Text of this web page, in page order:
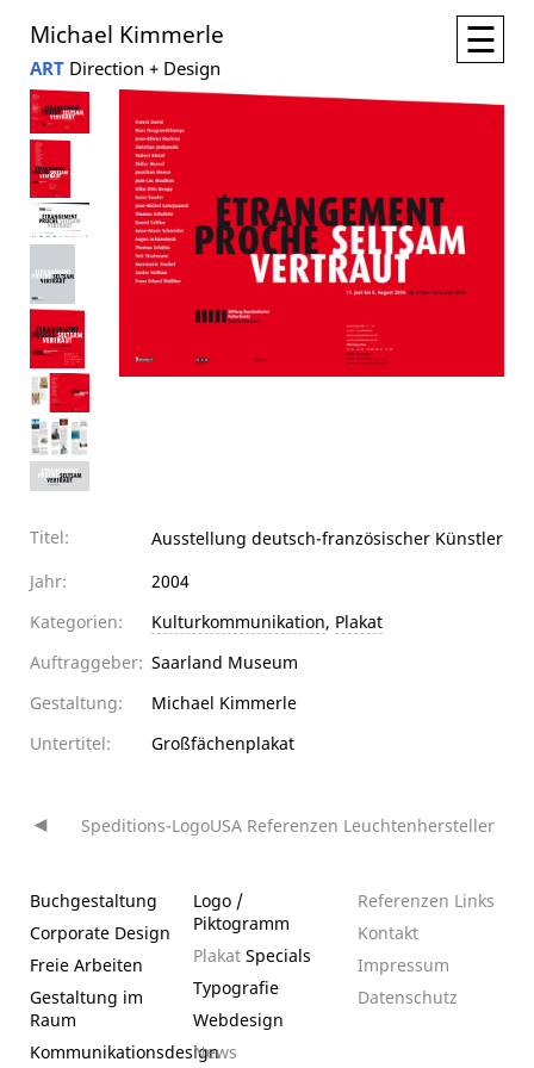
Michael Kimmerle
ART Direction + Design
☰
Titel:
Ausstellung deutsch-französischer Künstler
Jahr:
2004
Kategorien:
Kulturkommunikation, Plakat
Auftraggeber: Saarland Museum
Gestaltung:
Michael Kimmerle
Untertitel:
Großfächenplakat
Beitragsnavigation
Speditions-LogoUSA Referenzen Leuchtenhersteller
Buchgestaltung
Corporate Design
Freie Arbeiten
Gestaltung im
Raum
Kommunikationsdesign
Logo /
Piktogramm
Plakat Specials
Typografie
Webdesign
News
Referenzen Links
Kontakt
Impressum
Datenschutz­